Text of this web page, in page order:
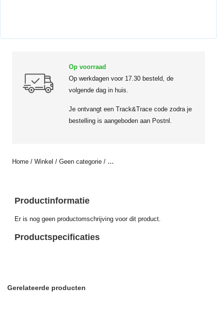
Op voorraad
Op werkdagen voor 17.30 besteld, de
volgende dag in huis.
Je ontvangt een Track&Trace code zodra je
bestelling is aangeboden aan Postnl.
Home / Winkel / Geen categorie / …
Productinformatie
Er is nog geen productomschrijving voor dit product.
Productspecificaties
Gerelateerde producten